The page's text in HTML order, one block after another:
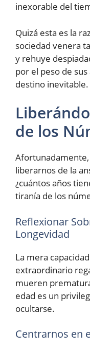
inexorable del
Quizá esta es la
sociedad venera
y rehuye
por el peso de
destino inevitable.
de los
liberarnos de la
¿cuántos años
tiranía de los
Reflexionar
Longevidad
La mera
extraordinario
mueren
edad es un
ocultarse.
Centrarnos en